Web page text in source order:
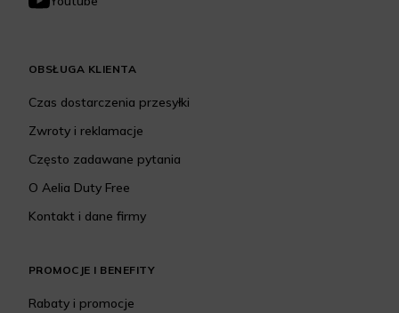
OBSŁUGA KLIENTA
Czas dostarczenia przesyłki
Zwroty i reklamacje
Często zadawane pytania
O Aelia Duty Free
Kontakt i dane firmy
PROMOCJE I BENEFITY
Rabaty i promocje